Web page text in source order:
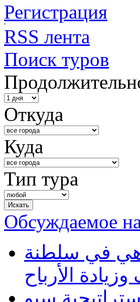
Регистрация
RSS лента
Поиск туров
Откуда
Куда
Тип тура
Обсуждаемое
في سلطنة
الأرباح
سيو